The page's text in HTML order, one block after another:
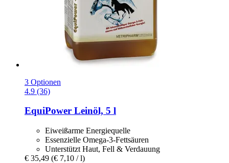
3 Optionen
4.9 (36)
EquiPower Leinöl, 5 l
Eiweißarme Energiequelle
Essenzielle Omega-3-Fettsäuren
Unterstützt Haut, Fell & Verdauung
€ 35,49 (€ 7,10 / l)